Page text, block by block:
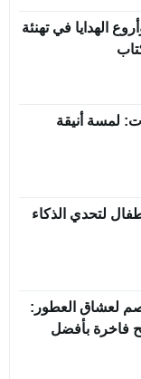
الهدايا في تهنئة
لمسة أنيقة
لتحدي الذكاء
لعشاق العطور:
فاخرة بأفضل